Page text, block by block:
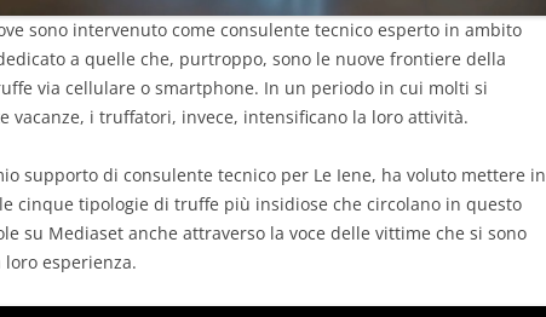
sono intervenuto come consulente tecnico esperto in ambito
a quelle che, purtroppo, sono le nuove frontiere della
via cellulare o smartphone. In un periodo in cui molti si
vacanze, i truffatori, invece, intensificano la loro attività.
supporto di consulente tecnico per Le Iene, ha voluto mettere in
cinque tipologie di truffe più insidiose che circolano in questo
su Mediaset anche attraverso la voce delle vittime che si sono
esperienza.